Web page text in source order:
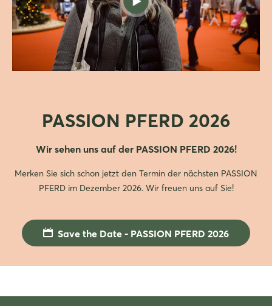
PASSION PFERD 2026
Wir sehen uns auf der PASSION PFERD 2026!
Merken Sie sich schon jetzt den Termin der nächsten PASSION
PFERD im Dezember 2026. Wir freuen uns auf Sie!
Save the Date - PASSION PFERD 2026